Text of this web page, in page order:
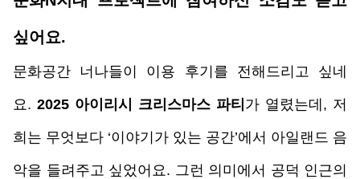
싶어요.
문화공간 너나들이 이용 후기를 전해드리고 싶네
요. 2025 아이리시 크리스마스 파티 가 열렸는데, 저
희는 무엇보다 ‘이야기가 있는 공간’에서 아일랜드 음
악을 들려주고 싶었어요. 그런 의미에서 공덕 인근의